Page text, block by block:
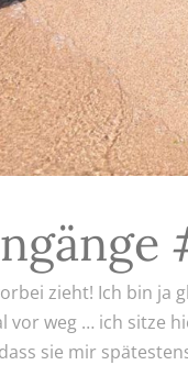
zieht! Ich bin
vor weg … ich sitze
sie mir